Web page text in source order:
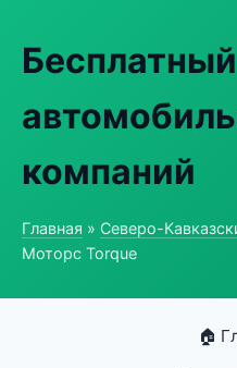
компаний
Главная » Северо-
Моторс Torque
🏠